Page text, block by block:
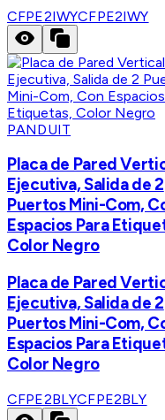
CFPE2IWYCFPE2IWY
PANDUIT
Placa de Pared
Ejecutiva, Salida de 2
Puertos Mini-Com,
Espacios Para
Color Negro
Placa de Pared
Ejecutiva, Salida de 2
Puertos Mini-Com,
Espacios Para
Color Negro
CFPE2BLYCFPE2BLY